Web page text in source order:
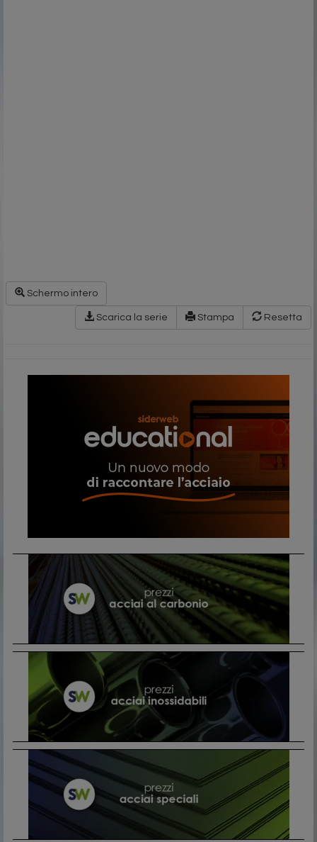
Schermo intero
Scarica la serie Stampa Resetta